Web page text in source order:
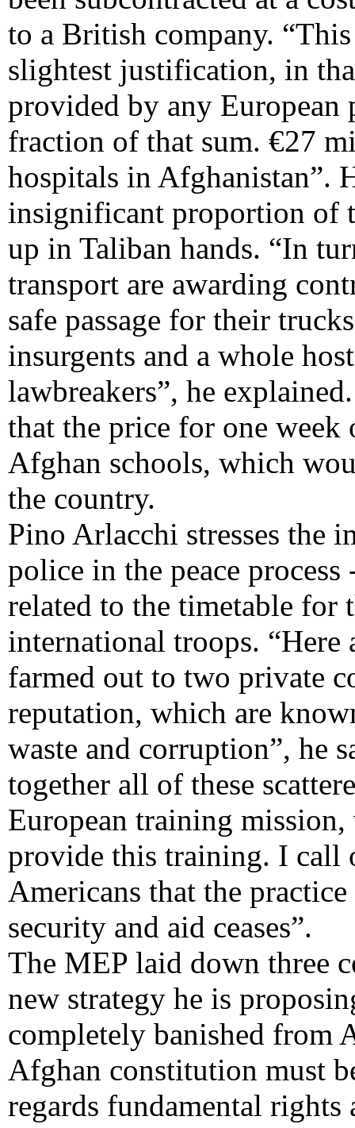
to a British company.
slightest justification, in
provided by any
fraction of that sum. €27
hospitals in Afghanistan”.
insignificant proportion of
up in Taliban hands. “In
transport are awarding
safe passage for their
insurgents and a whole
lawbreakers”, he
that the price for one week
Afghan schools, which
the country.
Pino Arlacchi stresses the
police in the peace
related to the timetable for
international troops. “Here
farmed out to two private
reputation, which are
waste and corruption”, he
together all of these
European training
provide this training. I call
Americans that the
security and aid ceases”.
The MEP laid down three
new strategy he is
completely banished from
Afghan constitution must
regards fundamental